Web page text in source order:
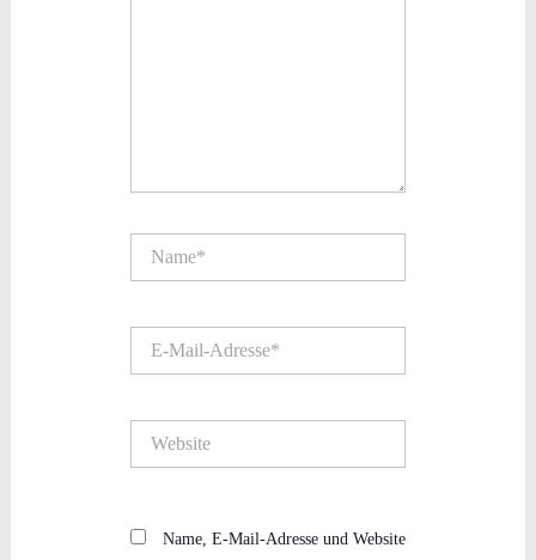
Mail-
Name, E-Mail-Adresse und Website